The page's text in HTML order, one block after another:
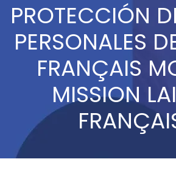
PROTECCIÓN
PERSONALES
FRANÇAIS
MISSION